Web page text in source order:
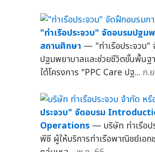
"ท่าเรือประจวบ" จัดอบรมปฐม
สถานศึกษา — "ท่าเรือประจวบ"
ปฐมพยาบาลและช่วยชีวิตขั้นพื้นฐ
ใต้โครงการ "PPC Care ปฐ... ก.
ประจวบ" จัดอบรม
Operations — บริษัท ท่าเรือป
พีซี ผู้ให้บริการท่าเรือพาณิชย์เอก